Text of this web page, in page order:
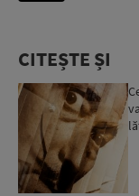
CITEȘTE ȘI